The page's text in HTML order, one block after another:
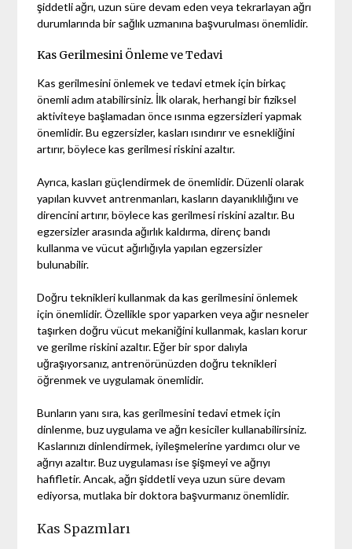
şiddetli ağrı, uzun süre devam eden veya tekrarlayan ağrı
durumlarında bir sağlık uzmanına başvurulması önemlidir.
Kas Gerilmesini Önleme ve Tedavi
Kas gerilmesini önlemek ve tedavi etmek için birkaç
önemli adım atabilirsiniz. İlk olarak, herhangi bir fiziksel
aktiviteye başlamadan önce ısınma egzersizleri yapmak
önemlidir. Bu egzersizler, kasları ısındırır ve esnekliğini
artırır, böylece kas gerilmesi riskini azaltır.
Ayrıca, kasları güçlendirmek de önemlidir. Düzenli olarak
yapılan kuvvet antrenmanları, kasların dayanıklılığını ve
direncini artırır, böylece kas gerilmesi riskini azaltır. Bu
egzersizler arasında ağırlık kaldırma, direnç bandı
kullanma ve vücut ağırlığıyla yapılan egzersizler
bulunabilir.
Doğru teknikleri kullanmak da kas gerilmesini önlemek
için önemlidir. Özellikle spor yaparken veya ağır nesneler
taşırken doğru vücut mekaniğini kullanmak, kasları korur
ve gerilme riskini azaltır. Eğer bir spor dalıyla
uğraşıyorsanız, antrenörünüzden doğru teknikleri
öğrenmek ve uygulamak önemlidir.
Bunların yanı sıra, kas gerilmesini tedavi etmek için
dinlenme, buz uygulama ve ağrı kesiciler kullanabilirsiniz.
Kaslarınızı dinlendirmek, iyileşmelerine yardımcı olur ve
ağrıyı azaltır. Buz uygulaması ise şişmeyi ve ağrıyı
hafifletir. Ancak, ağrı şiddetli veya uzun süre devam
ediyorsa, mutlaka bir doktora başvurmanız önemlidir.
Kas Spazmları